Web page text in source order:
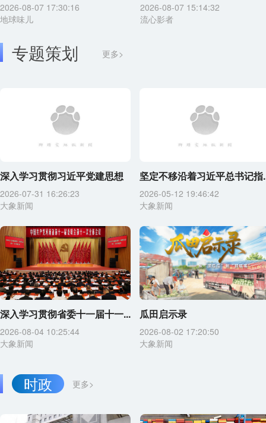
2026-08-07 17:30:16
地球味儿
2026-08-07 15:14:32
流心影者
专题策划 更多>
深入学习贯彻习近平党建思想
2026-07-31 16:26:23
大象新闻
坚定不移沿着习近平总书记指
2026-05-12 19:46:42
大象新闻
深入学习贯彻省委十一届十一...
2026-08-04 10:25:44
大象新闻
瓜田启示录
2026-08-02 17:20:50
大象新闻
更多>
时政